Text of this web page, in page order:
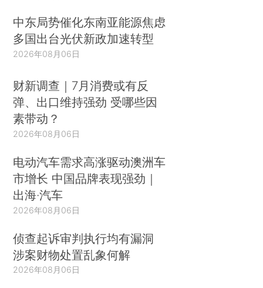
中东局势催化东南亚能源焦虑
多国出台光伏新政加速转型
2026年08月06日
财新调查｜7月消费或有反
弹、出口维持强劲 受哪些因
素带动？
2026年08月06日
电动汽车需求高涨驱动澳洲车
市增长 中国品牌表现强劲｜
出海·汽车
2026年08月06日
侦查起诉审判执行均有漏洞
涉案财物处置乱象何解
2026年08月06日